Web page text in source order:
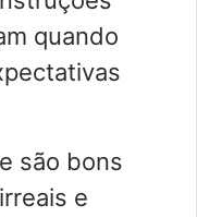
quando
são bons
e